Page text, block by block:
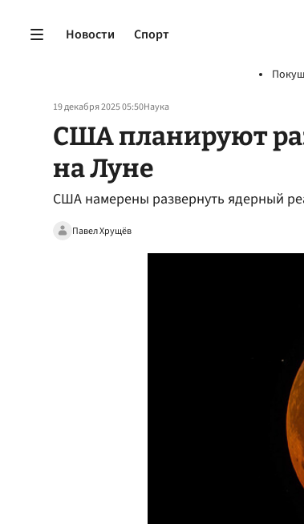
Новости Спорт
19 декабря 2025 05:50Наука
США планируют
на Луне
США намерены развернуть ядерный
Павел Хрущёв